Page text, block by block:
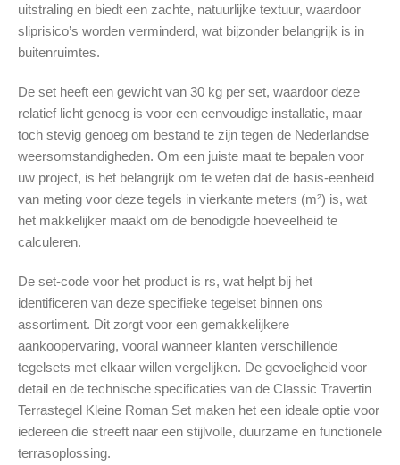
uitstraling en biedt een zachte, natuurlijke textuur, waardoor
sliprisico’s worden verminderd, wat bijzonder belangrijk is in
buitenruimtes.
De set heeft een gewicht van 30 kg per set, waardoor deze
relatief licht genoeg is voor een eenvoudige installatie, maar
toch stevig genoeg om bestand te zijn tegen de Nederlandse
weersomstandigheden. Om een juiste maat te bepalen voor
uw project, is het belangrijk om te weten dat de basis-eenheid
van meting voor deze tegels in vierkante meters (m²) is, wat
het makkelijker maakt om de benodigde hoeveelheid te
calculeren.
De set-code voor het product is rs, wat helpt bij het
identificeren van deze specifieke tegelset binnen ons
assortiment. Dit zorgt voor een gemakkelijkere
aankoopervaring, vooral wanneer klanten verschillende
tegelsets met elkaar willen vergelijken. De gevoeligheid voor
detail en de technische specificaties van de Classic Travertin
Terrastegel Kleine Roman Set maken het een ideale optie voor
iedereen die streeft naar een stijlvolle, duurzame en functionele
terrasoplossing.